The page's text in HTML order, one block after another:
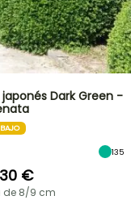
Dark Green -
135
€
de 8/9 cm